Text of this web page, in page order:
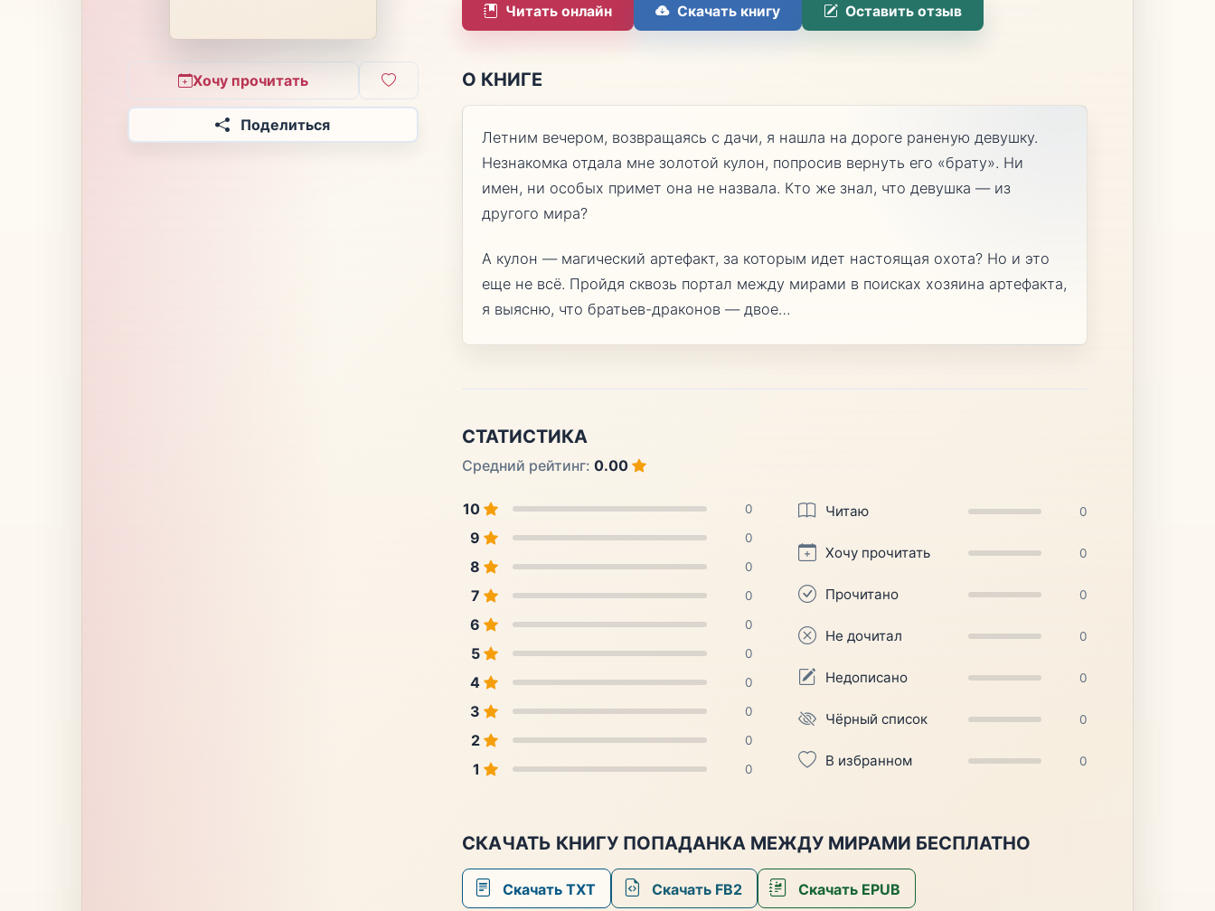
Хочу прочитать
Поделиться
Читать онлайн Скачать книгу Оставить отзыв
О КНИГЕ
Летним вечером, возвращаясь с дачи, я нашла на дороге раненую девушку.
Незнакомка отдала мне золотой кулон, попросив вернуть его «брату». Ни
имен, ни особых примет она не назвала. Кто же знал, что девушка — из
другого мира?
А кулон — магический артефакт, за которым идет настоящая охота? Но и это
еще не всё. Пройдя сквозь портал между мирами в поисках хозяина артефакта,
я выясню, что братьев-драконов — двое…
СТАТИСТИКА
Средний рейтинг: 0.00
10 0
9 0
8 0
7 0
6 0
5 0
4 0
3 0
2 0
1 0
Читаю 0
Хочу прочитать 0
Прочитано 0
Не дочитал 0
Недописано 0
Чёрный список 0
В избранном 0
СКАЧАТЬ КНИГУ ПОПАДАНКА МЕЖДУ МИРАМИ БЕСПЛАТНО
Скачать TXT Скачать FB2 Скачать EPUB